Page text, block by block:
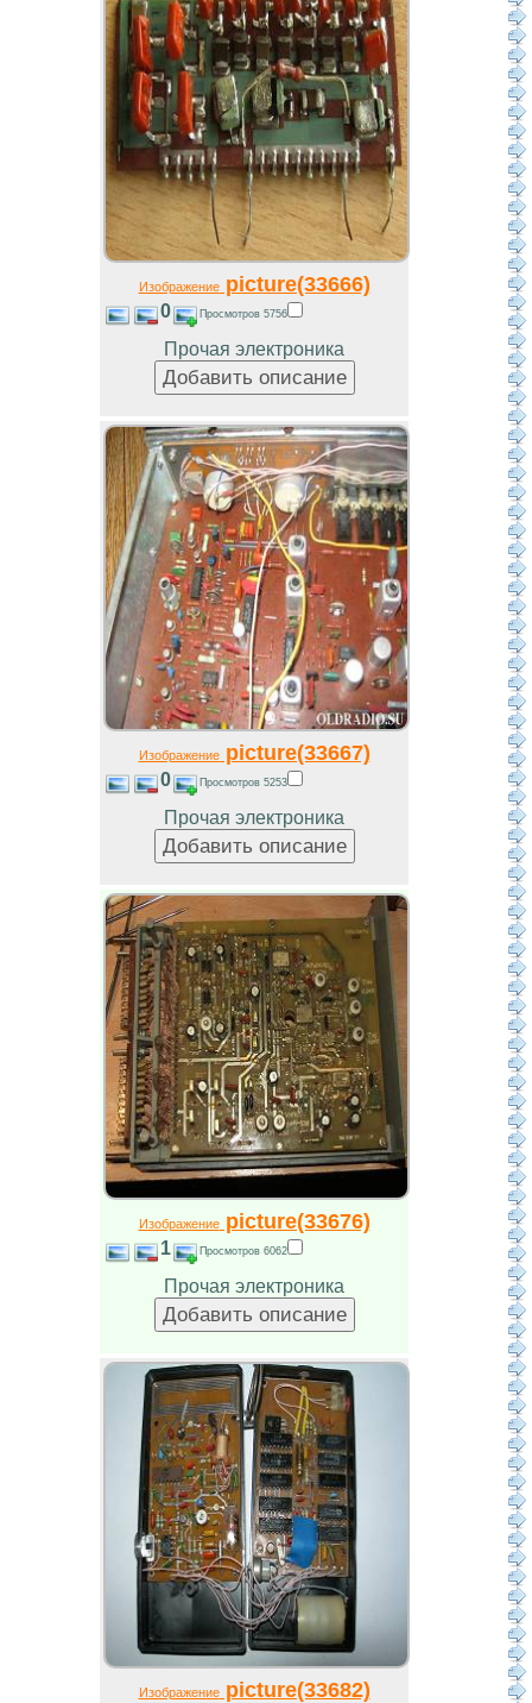
Изображениеpicture(33666)
0 Просмотров 5756
Прочая электроника
Изображениеpicture(33667)
0 Просмотров 5253
Прочая электроника
Изображениеpicture(33676)
1 Просмотров 6062
Прочая электроника
Изображениеpicture(33682)